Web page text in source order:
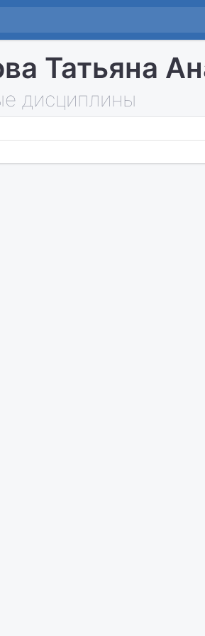
Татьяна
дисциплины